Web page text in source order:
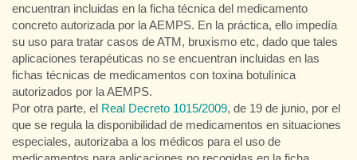
encuentran incluidas en la ficha técnica del medicamento
concreto autorizada por la AEMPS. En la práctica, ello impedía
su uso para tratar casos de ATM, bruxismo etc, dado que tales
aplicaciones terapéuticas no se encuentran incluidas en las
fichas técnicas de medicamentos con toxina botulínica
autorizados por la AEMPS.
Por otra parte, el Real Decreto 1015/2009, de 19 de junio, por el
que se regula la disponibilidad de medicamentos en situaciones
especiales, autorizaba a los médicos para el uso de